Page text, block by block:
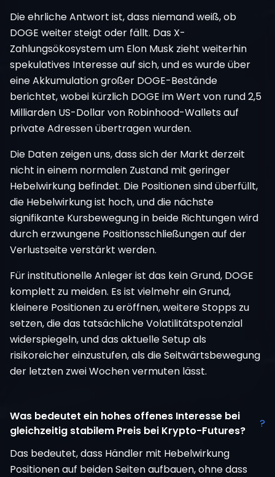
Die ehrliche Antwort ist, dass niemand weiß, ob
DOGE weiter steigt oder fällt. Das X-
Zahlungsökosystem um Elon Musk zieht weiterhin
spekulatives Interesse auf sich, und es wurde über
eine Akkumulation großer DOGE-Bestände
berichtet, wobei kürzlich DOGE im Wert von rund 2,5
Milliarden US-Dollar von Robinhood-Wallets auf
private Adressen übertragen wurden.
Die Daten zeigen uns, dass sich der Markt derzeit
nicht in einem normalen Zustand mit geringer
Hebelwirkung befindet. Die Positionen sind überfüllt,
die Hebelwirkung ist hoch, und die nächste
signifikante Kursbewegung in beide Richtungen wird
durch erzwungene Positionsschließungen auf der
Verlustseite verstärkt werden.
Für institutionelle Anleger ist das kein Grund, DOGE
komplett zu meiden. Es ist vielmehr ein Grund,
kleinere Positionen zu eröffnen, weitere Stopps zu
setzen, die das tatsächliche Volatilitätspotenzial
widerspiegeln, und das aktuelle Setup als
risikoreicher einzustufen, als die Seitwärtsbewegung
der letzten zwei Wochen vermuten lässt.
Was bedeutet ein hohes offenes Interesse bei
gleichzeitig stabilem Preis bei Krypto-Futures?
?
Das bedeutet, dass Händler mit Hebelwirkung
Positionen auf beiden Seiten aufbauen, ohne dass